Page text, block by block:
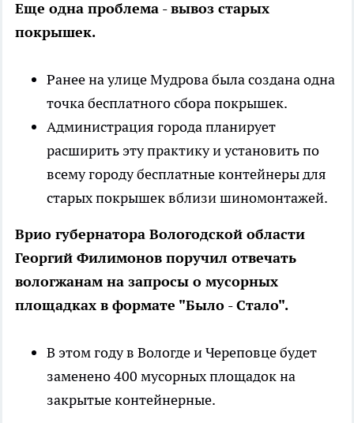
Еще одна проблема - вывоз старых
покрышек.
Ранее на улице Мудрова была создана одна
точка бесплатного сбора покрышек.
Администрация города планирует
расширить эту практику и установить по
всему городу бесплатные контейнеры для
старых покрышек вблизи шиномонтажей.
Врио губернатора Вологодской области
Георгий Филимонов поручил отвечать
вологжанам на запросы о мусорных
площадках в формате "Было - Стало".
В этом году в Вологде и Череповце будет
заменено 400 мусорных площадок на
закрытые контейнерные.